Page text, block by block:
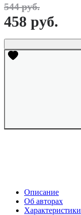
544 руб.
458 руб.
Описание
Об авторах
Характеристики